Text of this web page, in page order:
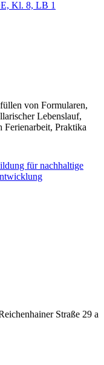
Kl. 8, LB 1
von Formularen,
Lebenslauf,
Ferienarbeit, Praktika
für nachhaltige
Straße 29 a